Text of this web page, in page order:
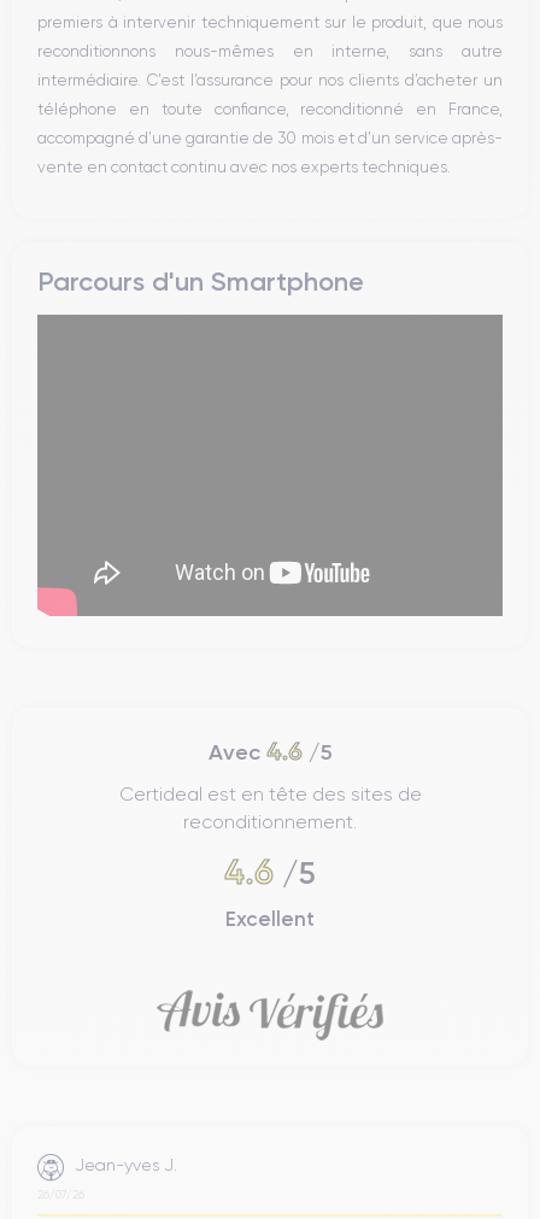
premiers à intervenir techniquement sur le produit, que nous
reconditionnons nous-mêmes en interne, sans autre
intermédiaire. C’est l’assurance pour nos clients d’acheter un
téléphone en toute confiance, reconditionné en France,
accompagné d’une garantie de 30 mois et d’un service après-
vente en contact continu avec nos experts techniques.
Parcours d'un Smartphone
Avec 4.6/5
Certideal est en tête des sites de
reconditionnement.
4.6 /5
Excellent
Jean-yves J.
26/07/26